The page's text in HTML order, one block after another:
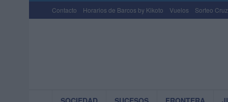
Contacto Horarios de Barcos by Kikoto Vuelos Sorteo